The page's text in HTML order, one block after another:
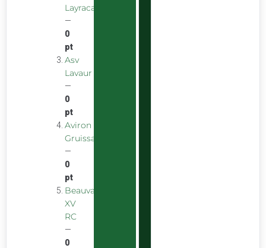
Layracaise
—
0
pt
Asv
Lavaur
—
0
pt
Aviron
Gruissanais
—
0
pt
Beauvais
XV
RC
—
0